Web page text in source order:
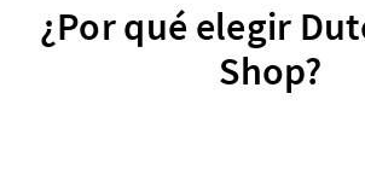
¿Por qué elegir
Shop?